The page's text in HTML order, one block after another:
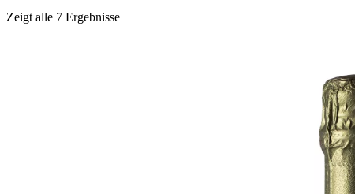
Zeigt alle 7 Ergebnisse